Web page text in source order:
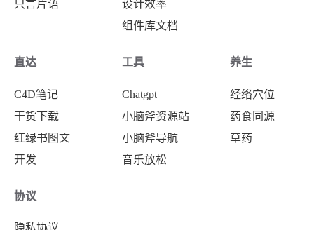
只言片语
设计效率
组件库文档
直达
C4D笔记
干货下载
红绿书图文
开发
工具
Chatgpt
小脑斧资源站
小脑斧导航
音乐放松
养生
经络穴位
药食同源
草药
协议